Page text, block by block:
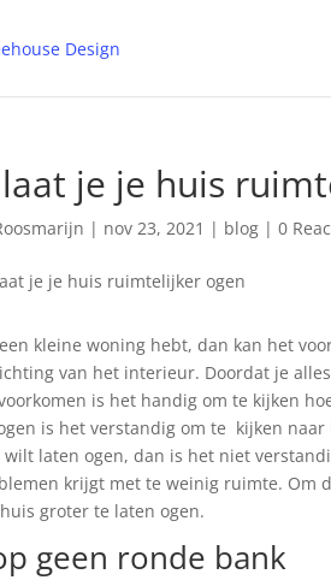
je je huis
| nov 23, 2021 | blog |0
kleine woning hebt, dan kan het
van het interieur. Doordat je
is het handig om te kijken
is het verstandig om te kijken
laten ogen, dan is het niet
krijgt met te weinig ruimte. Om
groter te laten ogen.
geen ronde bank